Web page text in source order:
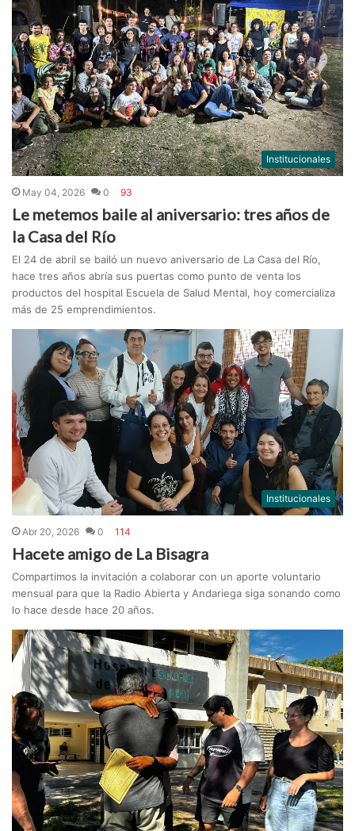
Institucionales
May 04, 2026 0 93
Le metemos baile al aniversario: tres años de
la Casa del Río
El 24 de abril se bailó un nuevo aniversario de La Casa del Río,
hace tres años abría sus puertas como punto de venta los
productos del hospital Escuela de Salud Mental, hoy comercializa
más de 25 emprendimientos.
Institucionales
Abr 20, 2026 0 114
Hacete amigo de La Bisagra
Compartimos la invitación a colaborar con un aporte voluntario
mensual para que la Radio Abierta y Andariega siga sonando como
lo hace desde hace 20 años.